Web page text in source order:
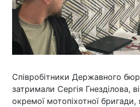
Співробітники Державного
затримали Сергія Гнезділова,
окремої мотопіхотної